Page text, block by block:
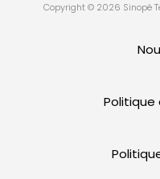
Copyright © 2026 Sinopé